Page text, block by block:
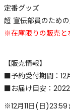
定番グッズ
超 宣伝部員のため
※在庫限りの販売と
【販売情報】
■予約受付期間：12
■お届け目安：2022
※12月11日(日